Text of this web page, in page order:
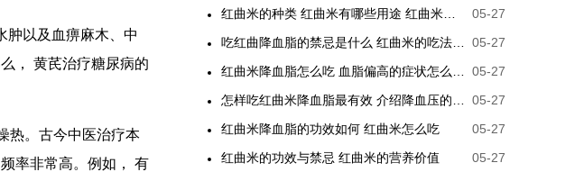
肿以及血痹麻木、中
， 黄芪治疗糖尿病的
热。古今中医治疗本
率非常高。例如， 有
05-27
05-27
05-27
05-27
红曲米降血脂的功效如何 红曲米怎么吃
05-27
红曲米的功效与禁忌 红曲米的营养价值
05-27